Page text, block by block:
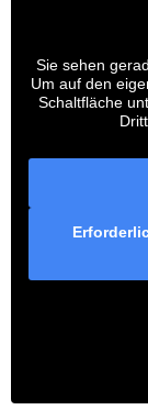
Sie sehen
Um auf den
Schaltfläche